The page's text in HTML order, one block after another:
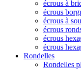
écrous à
écrous
écrous à
écrous
écrous
écrous
Rondelles
Rondelles